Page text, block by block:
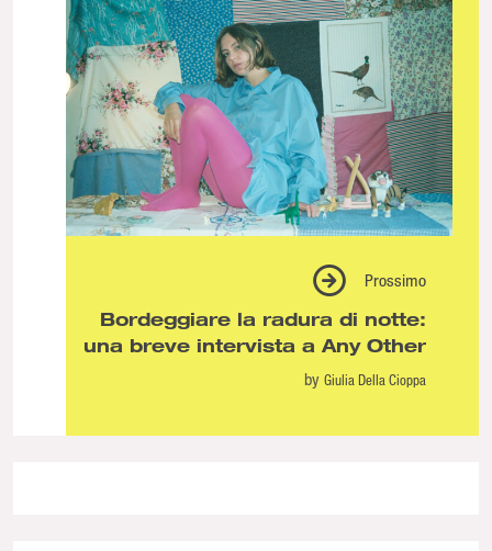
Prossimo
Bordeggiare la radura di notte:
una breve intervista a Any Other
by Giulia Della Cioppa